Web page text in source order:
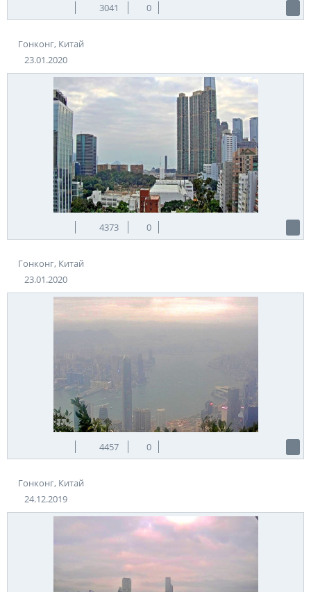
3041 0
Гонконг, Китай
23.01.2020
4373 0
Гонконг, Китай
23.01.2020
4457 0
Гонконг, Китай
24.12.2019